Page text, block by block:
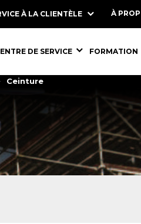
À LA CLIENTÈLE À
DE SERVICE FORMATION
Ceinture